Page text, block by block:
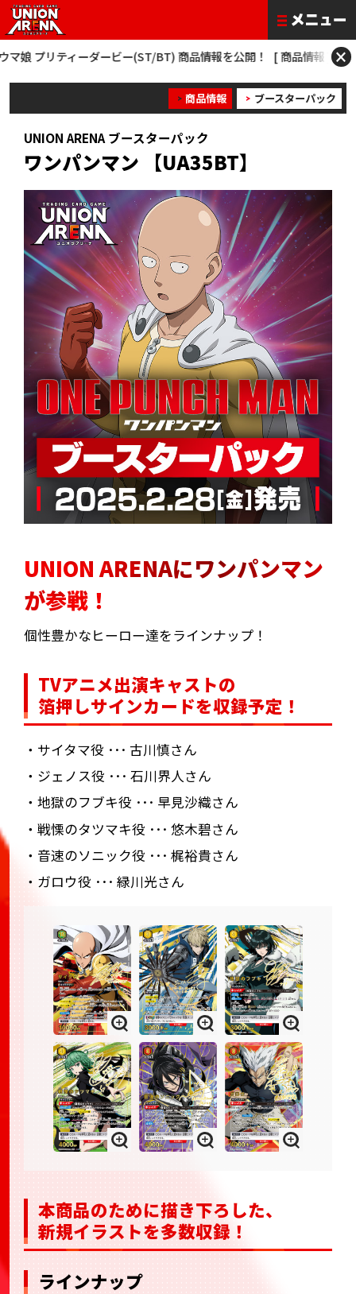
ィーダービー(ST/BT) 商品情報を公開！ [ 商品情報 ] 僕のヒーローア
×
商品情報 ブースターパック
UNION ARENA ブースターパック
ワンパンマン 【UA35BT】
UNION ARENAにワンパンマン
が参戦！
個性豊かなヒーロー達をラインナップ！
TVアニメ出演キャストの
箔押しサインカードを収録予定！
・サイタマ役 ･･･ 古川慎さん
・ジェノス役 ･･･ 石川界人さん
・地獄のフブキ役 ･･･ 早見沙織さん
・戦慄のタツマキ役 ･･･ 悠木碧さん
・音速のソニック役 ･･･ 梶裕貴さん
・ガロウ役 ･･･ 緑川光さん
本商品のために描き下ろした、
新規イラストを多数収録！
ラインナップ